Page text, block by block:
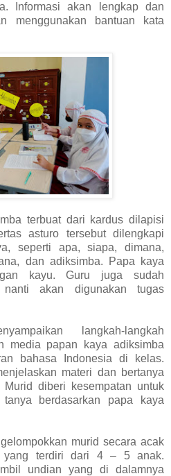
Informasi akan lengkap dan
menggunakan bantuan kata
terbuat dari kardus dilapisi
asturo tersebut dilengkapi
seperti apa, siapa, dimana,
dan adiksimba. Papa kaya
kayu. Guru juga sudah
akan digunakan tugas
langkah-langkah
media papan kaya adiksimba
bahasa Indonesia di kelas.
materi dan bertanya
diberi kesempatan untuk
berdasarkan papa kaya
murid secara acak
yang terdiri dari 4 – 5 anak.
undian yang di dalamnya